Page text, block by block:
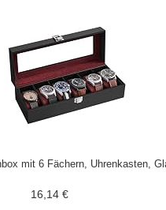
mit 6 Fächern, Uhrenkasten,
16,14 €